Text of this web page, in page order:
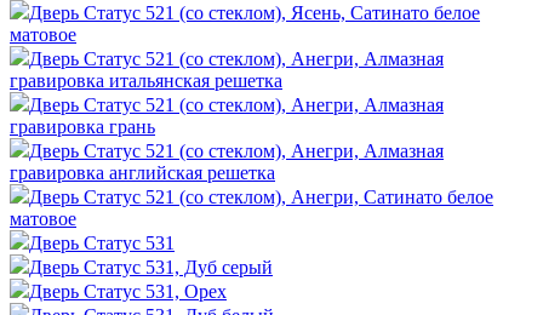
Дверь Статус 521 (со стеклом), Ясень, Сатинато белое
матовое
Дверь Статус 521 (со стеклом), Анегри, Алмазная
гравировка итальянская решетка
Дверь Статус 521 (со стеклом), Анегри, Алмазная
гравировка грань
Дверь Статус 521 (со стеклом), Анегри, Алмазная
гравировка английская решетка
Дверь Статус 521 (со стеклом), Анегри, Сатинато белое
матовое
Дверь Статус 531
Дверь Статус 531, Дуб серый
Дверь Статус 531, Орех